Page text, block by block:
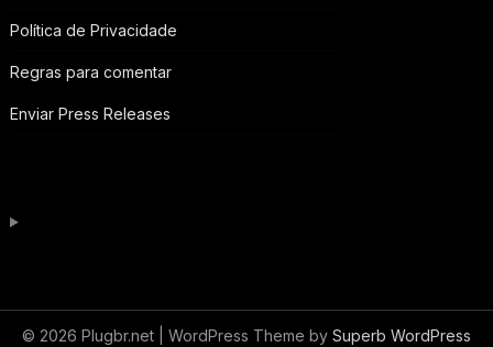
Política de Privacidade
Regras para comentar
Enviar Press Releases
© 2026 Plugbr.net | WordPress Theme by Superb WordPress